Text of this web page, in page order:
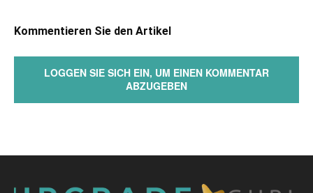
Kommentieren Sie den Artikel
LOGGEN SIE SICH EIN, UM EINEN KOMMENTAR
ABZUGEBEN